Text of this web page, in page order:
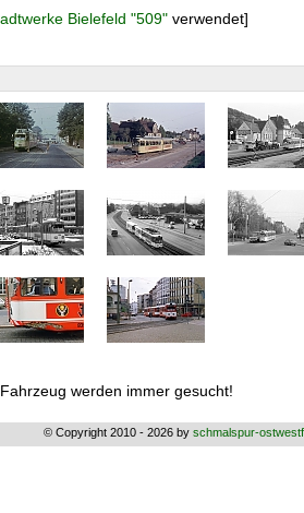
Bielefeld "509" verwendet]
werden immer gesucht!
© Copyright 2010 - 2026 by schmalspur-